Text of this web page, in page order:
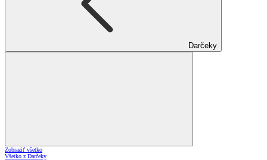
Darčeky
Zobraziť všetko
Všetko z Darčeky